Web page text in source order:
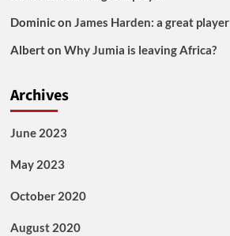
Dominicon James Harden: a great player
Alberton Why Jumia is leaving Africa?
Archives
June 2023
May 2023
October 2020
August 2020